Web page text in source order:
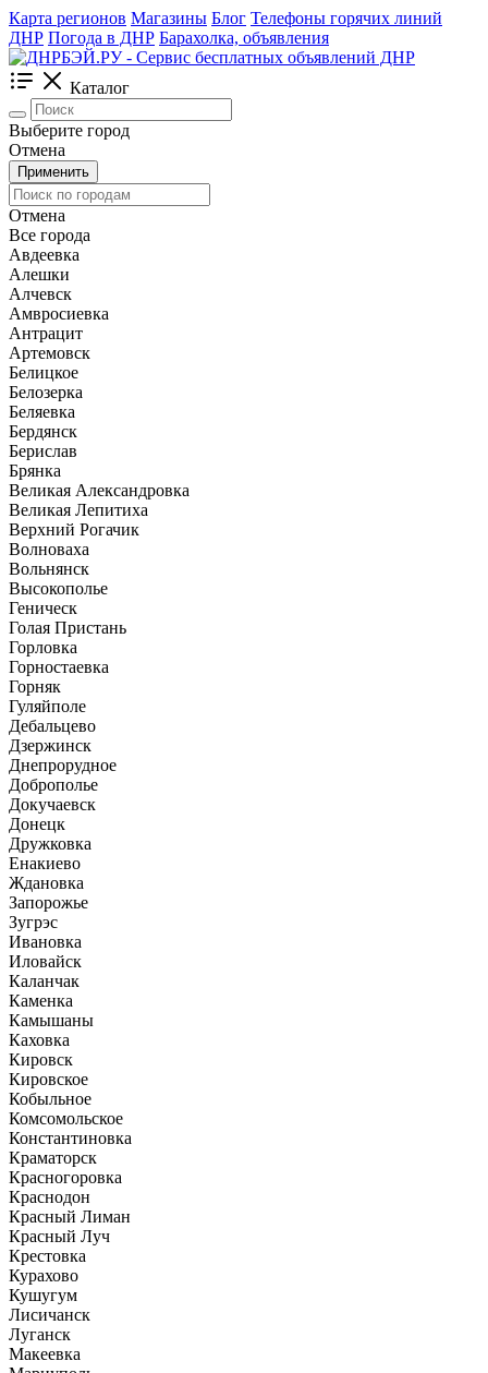
Карта регионов Магазины Блог Телефоны горячих линий
ДНР Погода в ДНР Барахолка, объявления
Каталог
Выберите город
Отмена
Применить
Отмена
Все города
Авдеевка
Алешки
Алчевск
Амвросиевка
Антрацит
Артемовск
Белицкое
Белозерка
Беляевка
Бердянск
Берислав
Брянка
Великая Александровка
Великая Лепитиха
Верхний Рогачик
Волноваха
Вольнянск
Высокополье
Геническ
Голая Пристань
Горловка
Горностаевка
Горняк
Гуляйполе
Дебальцево
Дзержинск
Днепрорудное
Доброполье
Докучаевск
Донецк
Дружковка
Енакиево
Ждановка
Запорожье
Зугрэс
Ивановка
Иловайск
Каланчак
Каменка
Камышаны
Каховка
Кировск
Кировское
Кобыльное
Комсомольское
Константиновка
Краматорск
Красногоровка
Краснодон
Красный Лиман
Красный Луч
Крестовка
Курахово
Кушугум
Лисичанск
Луганск
Макеевка